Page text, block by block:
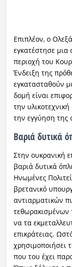
Επιπλέον, ο
εγκατέστησε μια
περιοχή του
Ένδειξη της
εγκατασταθούν
δομή είναι
την
την εγγύηση της
Βαριά δυτικά
Στην ουκρανική
βαριά δυτικά
Ηνωμένες
βρετανικό
αντιαρματικών
τεθωρακισμένων
να τα
επικράτειας.
χρησιμοποιήσει
που του έχει